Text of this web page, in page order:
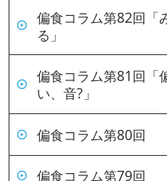
偏食コラム第82回「
る」
偏食コラム第81回
い、音?」
偏食コラム第80回
偏食コラム第79回